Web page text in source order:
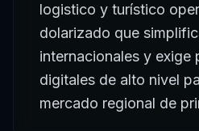
logistico y turístico
dolarizado que
internacionales y exige
digitales de alto nivel
mercado regional de